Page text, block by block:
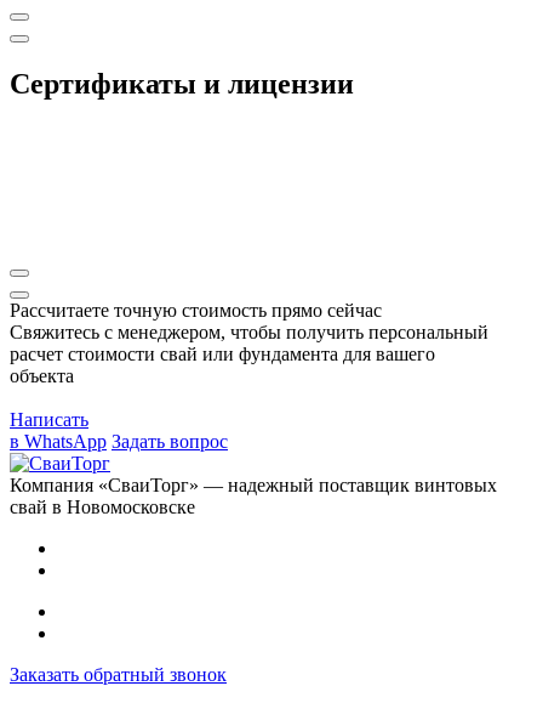
Сертификаты и лицензии
Рассчитаете точную стоимость прямо сейчас
Свяжитесь с менеджером, чтобы получить персональный
расчет стоимости свай или фундамента для вашего
объекта
Написать
в WhatsApp Задать вопрос
Компания «СваиТорг» — надежный поставщик винтовых
свай в Новомосковске
Заказать обратный звонок